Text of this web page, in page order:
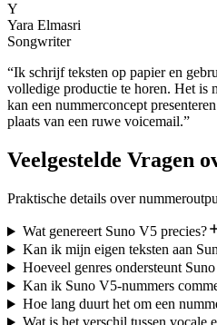
Y
Yara Elmasri
Songwriter
“Ik schrijf teksten op papier en
volledige productie te horen. Het
kan een nummerconcept
plaats van een ruwe voicemail.”
Veelgestelde Vragen
Praktische details over
Wat genereert Suno V5 precies?
Kan ik mijn eigen teksten aan
Hoeveel genres ondersteunt
Kan ik Suno V5-nummers
Hoe lang duurt het om een